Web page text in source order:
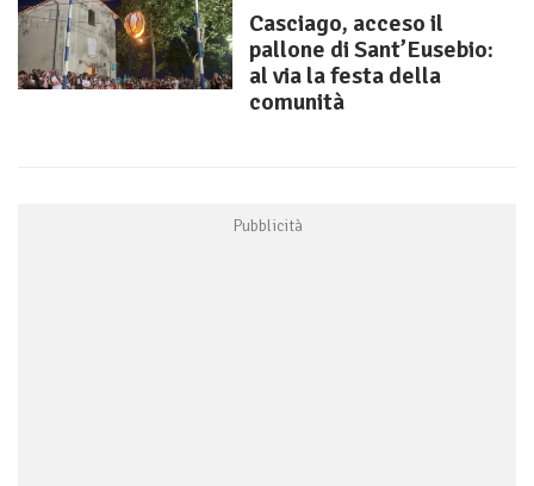
Casciago, acceso il
pallone di Sant’Eusebio:
al via la festa della
comunità